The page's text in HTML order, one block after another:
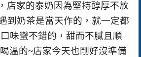
，店家的泰奶因為堅持醇厚不放
到奶茶是當天作的，就一定都
味蠻不錯的，甜而不膩且順
溫的~店家今天也剛好沒準備